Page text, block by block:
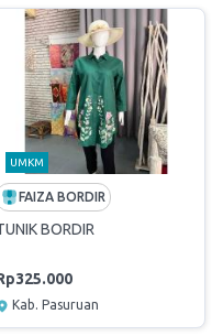
Coral Navy (Size M)
UMKM
FAIZA BORDIR
BORDIR
Kab. Pasuruan